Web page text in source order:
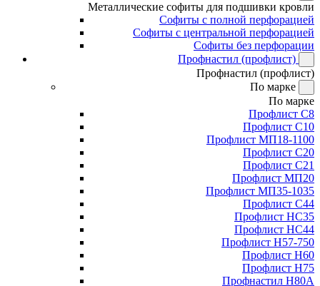
Металлические софиты для подшивки кровли
Софиты с полной перфорацией
Софиты с центральной перфорацией
Софиты без перфорации
Профнастил (профлист)
Профнастил (профлист)
По марке
По марке
Профлист С8
Профлист С10
Профлист МП18-1100
Профлист С20
Профлист С21
Профлист МП20
Профлист МП35-1035
Профлист С44
Профлист НС35
Профлист НС44
Профлист Н57-750
Профлист Н60
Профлист Н75
Профнастил Н80А